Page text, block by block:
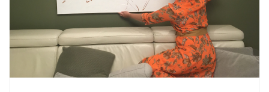
Joy@HOME past bij u thuis!